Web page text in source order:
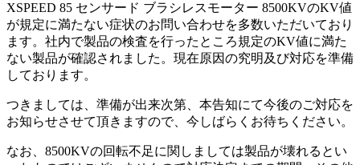
XSPEED 85 センサード ブラシレスモーター 8500KVのKV値
が規定に満たない症状のお問い合わせを多数いただいており
ます。社内で製品の検査を行ったところ規定のKV値に満た
ない製品が確認されました。現在原因の究明及び対応を準備
しております。
つきましては、準備が出来次第、本告知にて今後のご対応を
お知らせさせて頂きますので、今しばらくお待ちください。
なお、8500KVの回転不足に関しましては製品が壊れるとい